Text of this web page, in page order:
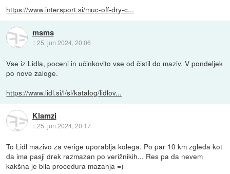
https://www.intersport.si/muc-off-dry-c...
msms
::25. jun 2024, 20:06
Vse iz Lidla, poceni in učinkovito vse od čistil do maziv. V pondeljek
po nove zaloge.
https://www.lidl.si/l/sl/katalog/lidlov...
Klamzi
::25. jun 2024, 20:17
To Lidl mazivo za verige uporablja kolega. Po par 10 km zgleda kot
da ima pasji drek razmazan po verižnikih... Res pa da nevem
kakšna je bila procedura mazanja =)